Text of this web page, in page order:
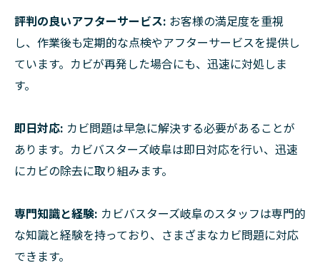
評判の良いアフターサービス: お客様の満足度を重視
し、作業後も定期的な点検やアフターサービスを提供し
ています。カビが再発した場合にも、迅速に対処しま
す。
即日対応: カビ問題は早急に解決する必要があることが
あります。カビバスターズ岐阜は即日対応を行い、迅速
にカビの除去に取り組みます。
専門知識と経験: カビバスターズ岐阜のスタッフは専門的
な知識と経験を持っており、さまざまなカビ問題に対応
できます。